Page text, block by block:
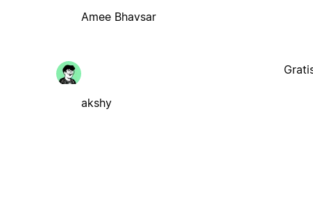
Amee Bhavsar
akshy